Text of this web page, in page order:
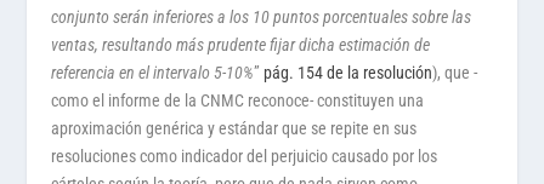
conjunto serán inferiores a los 10 puntos porcentuales sobre las
ventas, resultando más prudente fijar dicha estimación de
referencia en el intervalo 5-10%” pág. 154 de la resolución), que -
como el informe de la CNMC reconoce- constituyen una
aproximación genérica y estándar que se repite en sus
resoluciones como indicador del perjuicio causado por los